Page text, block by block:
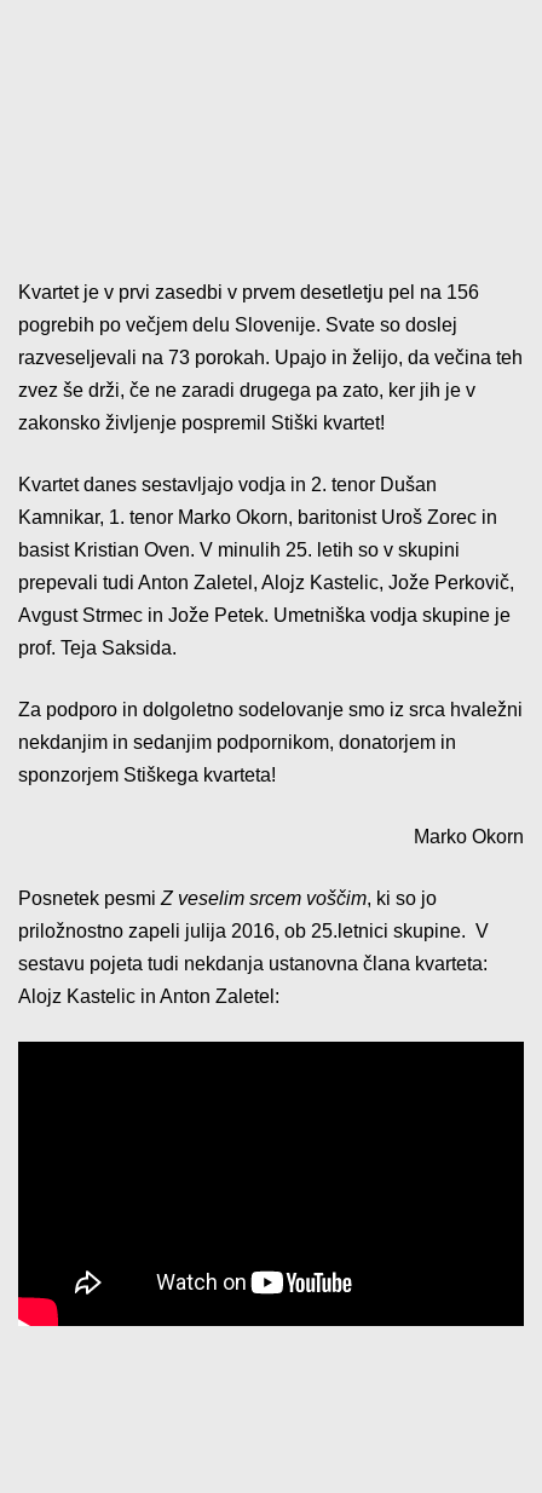
Kvartet je v prvi zasedbi v prvem desetletju pel na 156
pogrebih po večjem delu Slovenije. Svate so doslej
razveseljevali na 73 porokah. Upajo in želijo, da večina teh
zvez še drži, če ne zaradi drugega pa zato, ker jih je v
zakonsko življenje pospremil Stiški kvartet!
Kvartet danes sestavljajo vodja in 2. tenor Dušan
Kamnikar, 1. tenor Marko Okorn, baritonist Uroš Zorec in
basist Kristian Oven. V minulih 25. letih so v skupini
prepevali tudi Anton Zaletel, Alojz Kastelic, Jože Perkovič,
Avgust Strmec in Jože Petek. Umetniška vodja skupine je
prof. Teja Saksida.
Za podporo in dolgoletno sodelovanje smo iz srca hvaležni
nekdanjim in sedanjim podpornikom, donatorjem in
sponzorjem Stiškega kvarteta!
Marko Okorn
Posnetek pesmi Z veselim srcem voščim, ki so jo
priložnostno zapeli julija 2016, ob 25.letnici skupine. V
sestavu pojeta tudi nekdanja ustanovna člana kvarteta:
Alojz Kastelic in Anton Zaletel: